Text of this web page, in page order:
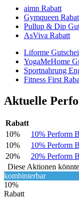
aimn Rabatt
Gymqueen
Pullup & Dip
AsViva Rabatt
Liforme
YogaMeHome
Sportnahrung
Fitness First
Aktuelle
Rabatt
10%
10% Perform
10%
10% Perform
20%
20% Perform
Diese Aktionen
kombinierbar
10%
Rabatt